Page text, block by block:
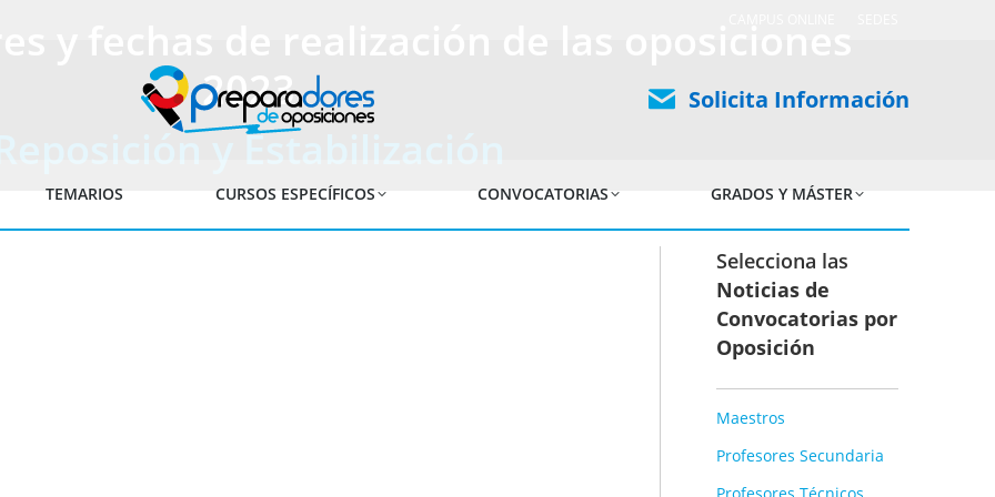
Solicita Información
TEMARIOS CURSOS ESPECÍFICOS CONVOCATORIAS GRADOS Y MÁSTER
y fechas de realización de las oposiciones
2023
Reposición y Estabilización
Selecciona las
Noticias de
Convocatorias por
Oposición
Maestros
Profesores Secundaria